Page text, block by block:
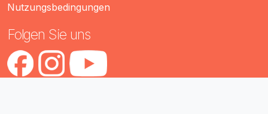
Nutzungsbedingungen
Folgen Sie uns